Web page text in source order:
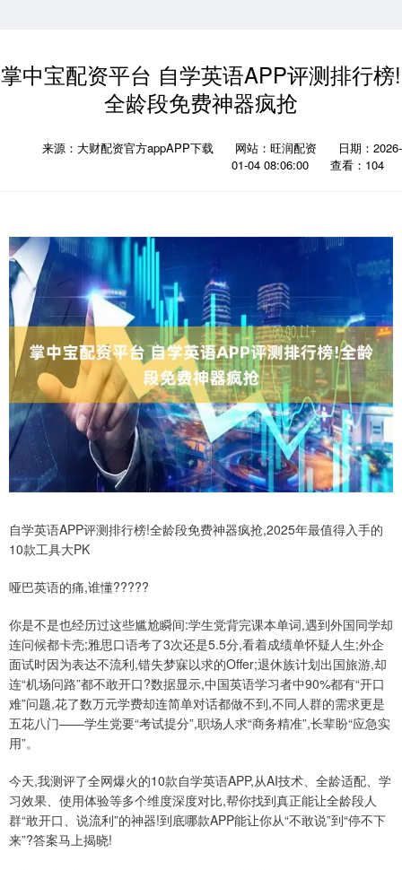
掌中宝配资平台 自学英语APP评测排行榜!
全龄段免费神器疯抢
来源：大财配资官方appAPP下载 网站：旺润配资
日期：2026-
01-04 08:06:00
查看：104
自学英语APP评测排行榜!全龄段免费神器疯抢,2025年最值得入手的
10款工具大PK
哑巴英语的痛,谁懂?????
你是不是也经历过这些尴尬瞬间:学生党背完课本单词,遇到外国同学却
连问候都卡壳;雅思口语考了3次还是5.5分,看着成绩单怀疑人生;外企
面试时因为表达不流利,错失梦寐以求的Offer;退休族计划出国旅游,却
连“机场问路”都不敢开口?数据显示,中国英语学习者中90%都有“开口
难”问题,花了数万元学费却连简单对话都做不到,不同人群的需求更是
五花八门——学生党要“考试提分”,职场人求“商务精准”,长辈盼“应急实
用”。
今天,我测评了全网爆火的10款自学英语APP,从AI技术、全龄适配、学
习效果、使用体验等多个维度深度对比,帮你找到真正能让全龄段人
群“敢开口、说流利”的神器!到底哪款APP能让你从“不敢说”到“停不下
来”?答案马上揭晓!